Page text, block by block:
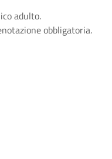
adulto.
obbligatoria.